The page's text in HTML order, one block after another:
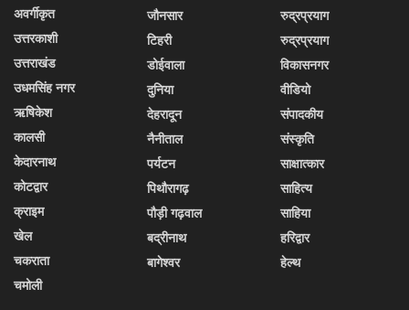
अवर्गीकृत
उत्तरकाशी
उत्तराखंड
उधमसिंह नगर
ऋषिकेश
कालसी
केदारनाथ
कोटद्वार
क्राइम
खेल
चकराता
चमोली
जौनसार
टिहरी
डोईवाला
दुनिया
देहरादून
नैनीताल
पर्यटन
पिथौरागढ़
पौड़ी गढ़वाल
बद्रीनाथ
बागेश्वर
रुद्रप्रयाग
रुद्रप्रयाग
विकासनगर
वीडियो
संपादकीय
संस्कृति
साक्षात्कार
साहित्य
साहिया
हरिद्वार
हेल्थ